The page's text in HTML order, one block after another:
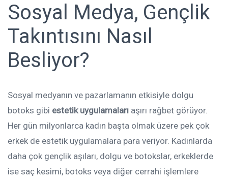
Sosyal Medya, Gençlik
Takıntısını Nasıl
Besliyor?
Sosyal medyanın ve pazarlamanın etkisiyle dolgu
botoks gibi estetik uygulamaları aşırı rağbet görüyor.
Her gün milyonlarca kadın başta olmak üzere pek çok
erkek de estetik uygulamalara para veriyor. Kadınlarda
daha çok gençlik aşıları, dolgu ve botokslar, erkeklerde
ise saç kesimi, botoks veya diğer cerrahi işlemlere